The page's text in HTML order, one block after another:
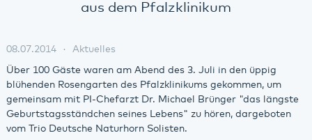
aus dem Pfalzklinikum
08.07.2014 Aktuelles
Über 100 Gäste waren am Abend des 3. Juli in den üppig
blühenden Rosengarten des Pfalzklinikums gekommen, um
gemeinsam mit PI-Chefarzt Dr. Michael Brünger "das längste
Geburtstagsständchen seines Lebens" zu hören, dargeboten
vom Trio Deutsche Naturhorn Solisten.